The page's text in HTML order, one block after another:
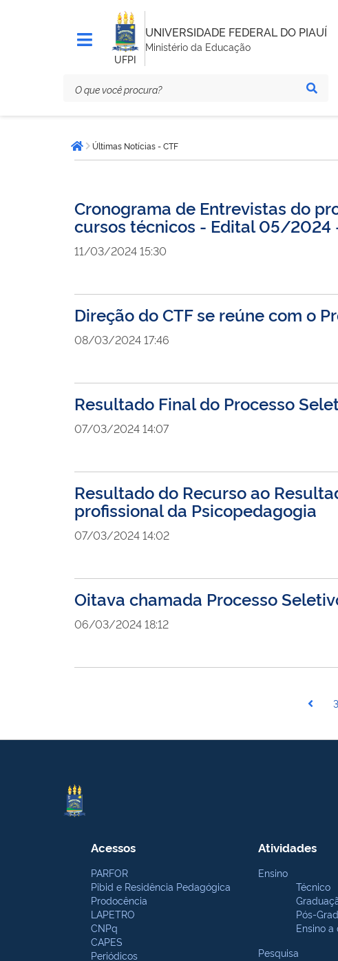
UFPI
UNIVERSIDADE FEDERAL DO PIAUÍ
Ministério da Educação
está
aqui:Página inicial
Últimas Notícias - CTF
Cronograma de Entrevistas do
cursos técnicos - Edital 05/2024
11/03/2024 15:30
Direção do CTF se reúne com o
08/03/2024 17:46
Resultado Final do Processo
07/03/2024 14:07
Resultado do Recurso ao
profissional da Psicopedagogia
07/03/2024 14:02
Oitava chamada Processo
06/03/2024 18:12
Acessos
PARFOR
Pibid e Residência Pedagógica
Prodocência
LAPETRO
CNPq
CAPES
Periódicos
Atividades
Ensino
Técnico
Pós-
Ensino a
Pesquisa